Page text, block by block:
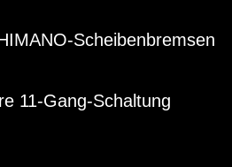
Scheibenbremsen
11-Gang-Schaltung